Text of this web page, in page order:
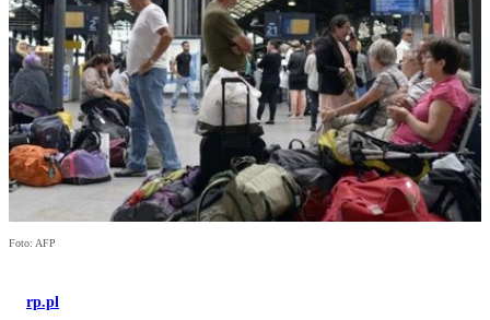
Foto: AFP
rp.pl